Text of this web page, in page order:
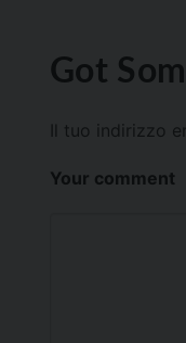
Got
Il tuo indirizzo
Your comment